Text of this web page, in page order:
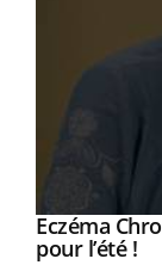
Youtube
Eczéma
pour l’été !